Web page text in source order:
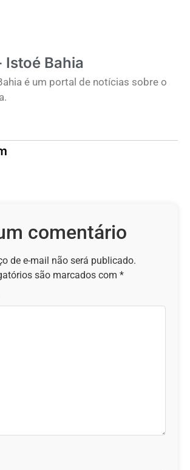
Istoé Bahia
é um portal de notícias sobre o
comentário
de e-mail não será publicado.
são marcados com *